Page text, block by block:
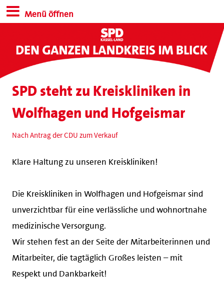
Menü öffnen
SPD steht zu Kreiskliniken in
Wolfhagen und Hofgeismar
Nach Antrag der CDU zum Verkauf
Klare Haltung zu unseren Kreiskliniken!
Die Kreiskliniken in Wolfhagen und Hofgeismar sind
unverzichtbar für eine verlässliche und wohnortnahe
medizinische Versorgung.
Wir stehen fest an der Seite der Mitarbeiterinnen und
Mitarbeiter, die tagtäglich Großes leisten – mit
Respekt und Dankbarkeit!